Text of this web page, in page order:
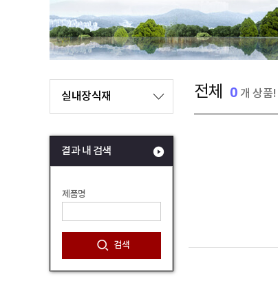
실내장식재
결과 내 검색
제품명
검색
전체 0 개 상품!